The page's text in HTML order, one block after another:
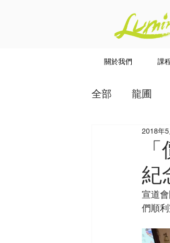
關於我們 課
全部 龍圃
講
紀
2018年5
宣道
們順